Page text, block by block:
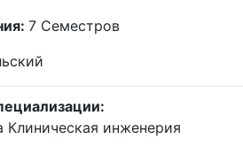
7 Семестров
Клиническая инженерия